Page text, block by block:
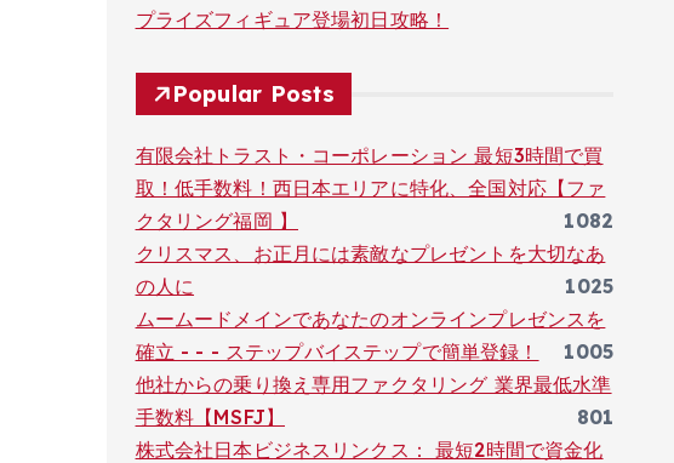
プライズフィギュア登場初日攻略！
Popular Posts
有限会社トラスト・コーポレーション 最短3時間で買
取！低手数料！西日本エリアに特化、全国対応【ファ
クタリング福岡 】
1082
クリスマス、お正月には素敵なプレゼントを大切なあ
の人に
1025
ムームードメインであなたのオンラインプレゼンスを
確立 - - - ステップバイステップで簡単登録！
1005
他社からの乗り換え専用ファクタリング 業界最低水準
手数料【MSFJ】
801
株式会社日本ビジネスリンクス： 最短2時間で資金化